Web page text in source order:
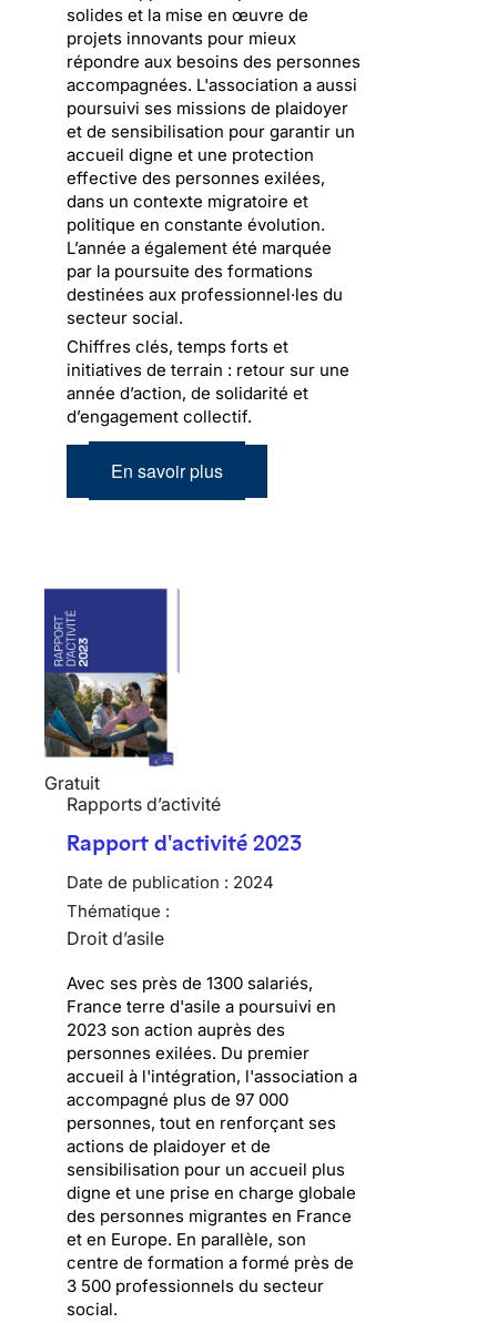
solides et la mise en œuvre de
projets innovants pour mieux
répondre aux besoins des personnes
accompagnées. L'association a aussi
poursuivi ses missions de plaidoyer
et de sensibilisation pour garantir un
accueil digne et une protection
effective des personnes exilées,
dans un contexte migratoire et
politique en constante évolution.
L’année a également été marquée
par la poursuite des formations
destinées aux professionnel·les du
secteur social.
Chiffres clés, temps forts et
initiatives de terrain : retour sur une
année d’action, de solidarité et
d’engagement collectif.
En savoir plus
Gratuit
Rapports d’activité
Rapport d'activité 2023
Date de publication : 2024
Thématique :
Droit d’asile
Avec ses près de 1300 salariés,
France terre d'asile a poursuivi en
2023 son action auprès des
personnes exilées. Du premier
accueil à l'intégration, l'association a
accompagné plus de 97 000
personnes, tout en renforçant ses
actions de plaidoyer et de
sensibilisation pour un accueil plus
digne et une prise en charge globale
des personnes migrantes en France
et en Europe. En parallèle, son
centre de formation a formé près de
3 500 professionnels du secteur
social.